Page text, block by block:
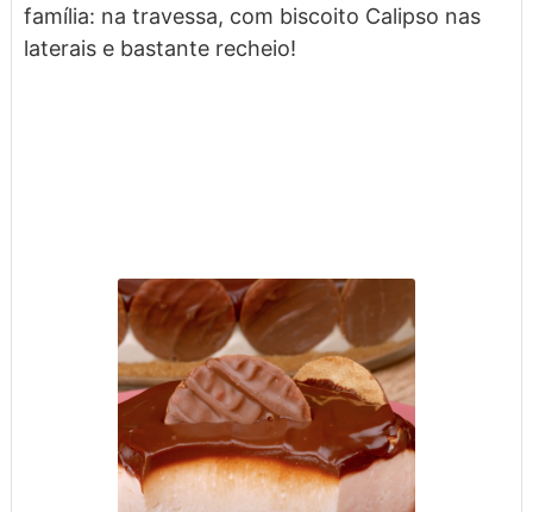
família: na travessa, com biscoito Calipso nas
laterais e bastante recheio!